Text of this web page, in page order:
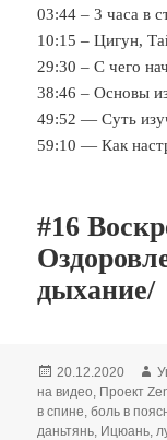
03:44 – 3 часа в
10:15 – Цигун,
29:30 – С чего
38:46 – Основы
49:52 — Суть
59:10 — Как
#16
дыхание/
Опубликовано
20.12.2020
на видео, Проект
в спине,боль в
даньтянь, Ицюань,